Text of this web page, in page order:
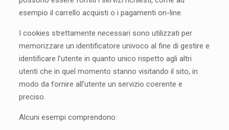
esempio il carrello acquisti o i pagamenti on-line.
I cookies strettamente necessari sono utilizzati per
memorizzare un identificatore univoco al fine di gestire e
identificare l’utente in quanto unico rispetto agli altri
utenti che in quel momento stanno visitando il sito, in
modo da fornire all’utente un servizio coerente e
preciso.
Alcuni esempi comprendono: